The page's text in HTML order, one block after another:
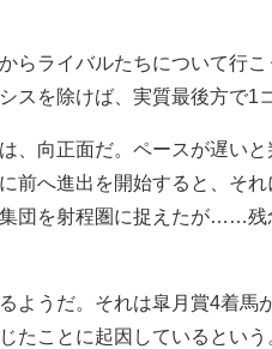
らライバルたちについて行こ
スを除けば、実質最後方で1
、向正面だ。ペースが遅いと
前へ進出を開始すると、そ
団を射程圏に捉えたが……残
ようだ。それは皐月賞4着馬
たことに起因しているという